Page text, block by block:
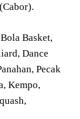
Basket,
Dance
Pecak
Kempo,